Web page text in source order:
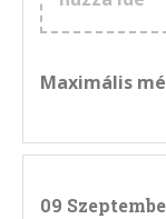
Maximális
09